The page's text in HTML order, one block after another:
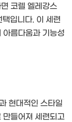
코렐 엘레강스
입니다. 이 세련
름다움과 기능성
현대적인 스타일
만들어져 세련되고